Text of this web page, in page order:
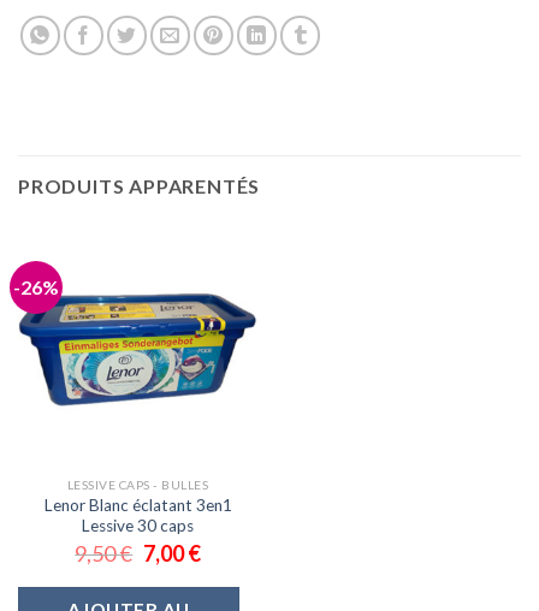
PRODUITS APPARENTÉS
-26%
LESSIVE CAPS - BULLES
Lenor Blanc éclatant 3en1
Lessive 30 caps
9,50€ 7,00€